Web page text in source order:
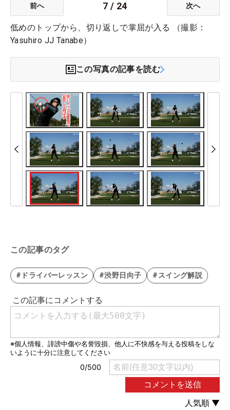
前へ 7 / 24 次へ
低めのトップから、切り返しで掌屈が入る （撮影：
Yasuhiro JJ Tanabe）
この写真の記事を読む
この記事のタグ
#ドライバーレッスン #渋野日向子 #スイング解説